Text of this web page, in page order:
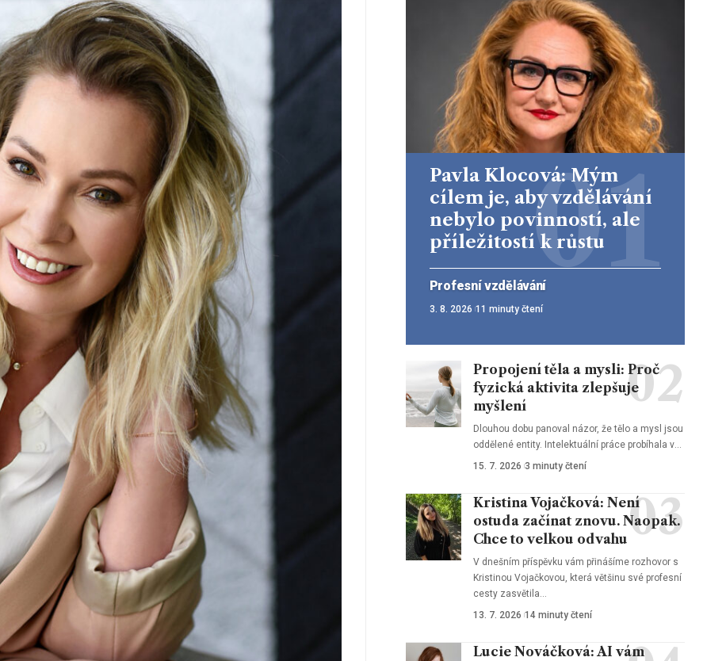
Pavla Klocová: Mým
cílem je, aby vzdělávání
nebylo povinností, ale
příležitostí k růstu
Profesní vzdělávání
3. 8. 2026 11 minuty čtení
Propojení těla a mysli: Proč
fyzická aktivita zlepšuje
myšlení
Dlouhou dobu panoval názor, že tělo a mysl jsou
oddělené entity. Intelektuální práce probíhala v…
15. 7. 2026 3 minuty čtení
Kristina Vojačková: Není
ostuda začínat znovu. Naopak.
Chce to velkou odvahu
V dnešním příspěvku vám přinášíme rozhovor s
Kristinou Vojačkovou, která většinu své profesní
cesty zasvětila…
13. 7. 2026 14 minuty čtení
Lucie Nováčková: AI vám